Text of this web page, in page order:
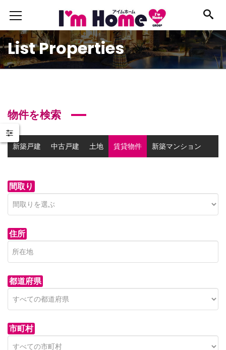
List Properties
物件を検索
新築戸建 中古戸建 土地 賃貸物件 新築マンション
間取り
住所
都道府県
市町村